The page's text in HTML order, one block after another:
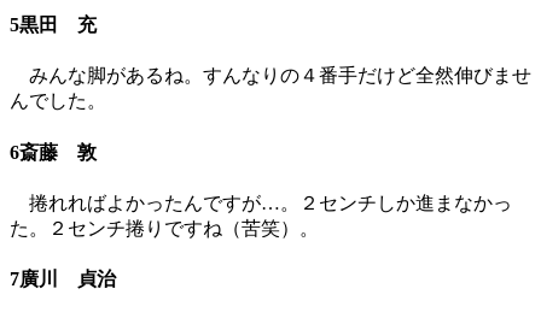
5黒田 充
みんな脚があるね。すんなりの４番手だけど全然伸びませ
んでした。
6斎藤 敦
捲れればよかったんですが…。２センチしか進まなかっ
た。２センチ捲りですね（苦笑）。
7廣川 貞治